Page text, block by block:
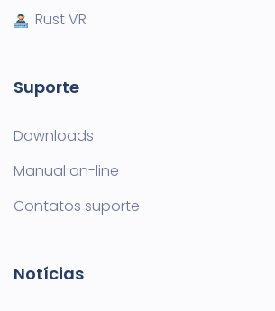
Rust VR
Suporte
Downloads
Manual on-line
Contatos suporte
Notícias